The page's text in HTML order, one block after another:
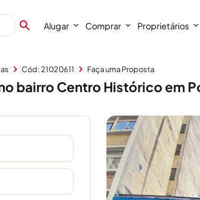
Alugar Comprar Proprietários
Cód: 21020611 Faça uma Proposta
bairro Centro Histórico em